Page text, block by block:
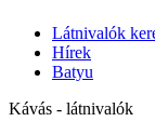
Látnivalók
Hírek
Batyu
Kávás - látnivalók